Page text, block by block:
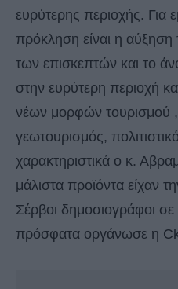
ευρύτερης περιοχής. Για
πρόκληση είναι η
των επισκεπτών και το
στην ευρύτερη περιοχή
νέων μορφών τουρισμού
γεωτουρισμός,
χαρακτηριστικά ο κ.
μάλιστα προϊόντα είχαν
Σέρβοι δημοσιογράφοι σε
πρόσφατα οργάνωσε η